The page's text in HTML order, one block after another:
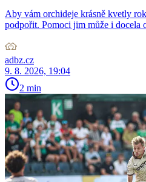
Aby vám orchideje krásně kvetly
podpořit. Pomoci jim může i docela
adbz.cz
9. 8. 2026, 19:04
2 min